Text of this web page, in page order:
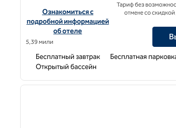
Посмотреть информацию об отеле
Ознакомиться с
подробной информацией
об отеле
5,39 мили
Тариф без
отмене со
Бесплатный завтрак
Бесплатная
Открытый бассейн
1 из 12